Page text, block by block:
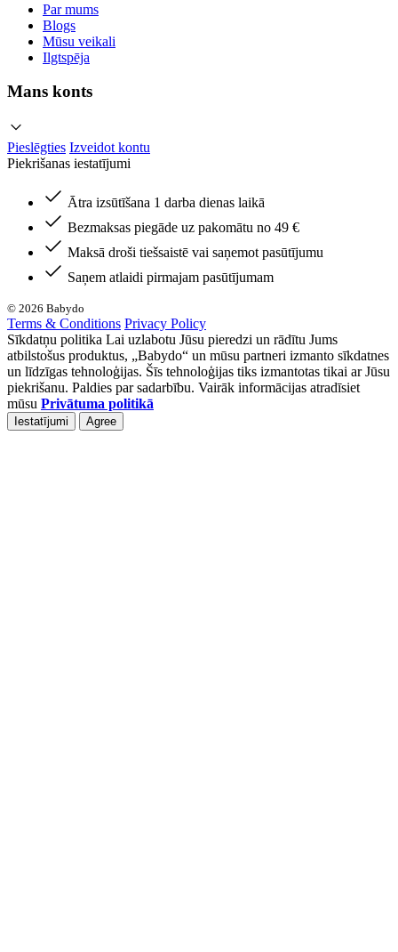
Par mums
Blogs
Mūsu veikali
Ilgtspēja
Mans konts
Pieslēgties Izveidot kontu
Piekrišanas iestatījumi
Ātra izsūtīšana 1 darba dienas laikā
Bezmaksas piegāde uz pakomātu no 49 €
Maksā droši tiešsaistē vai saņemot pasūtījumu
Saņem atlaidi pirmajam pasūtījumam
© 2026 Babydo
Terms & Conditions Privacy Policy
Sīkdatņu politika Lai uzlabotu Jūsu pieredzi un rādītu Jums
atbilstošus produktus, „Babydo“ un mūsu partneri izmanto sīkdatnes
un līdzīgas tehnoloģijas. Šīs tehnoloģijas tiks izmantotas tikai ar Jūsu
piekrišanu. Paldies par sadarbību. Vairāk informācijas atradīsiet
mūsu Privātuma politikā
Iestatījumi Agree